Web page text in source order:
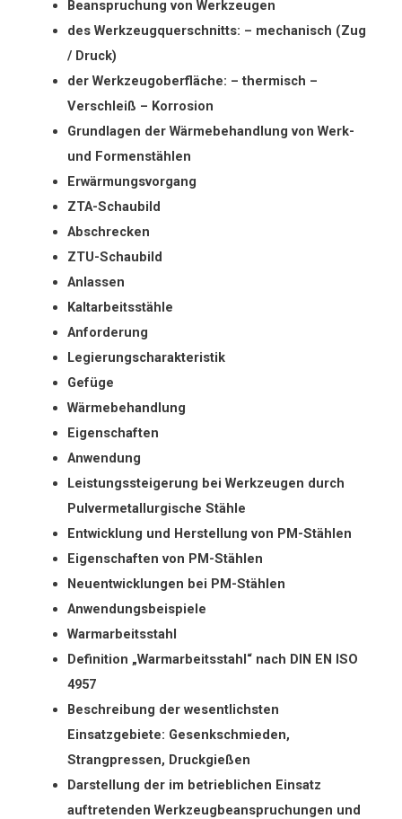
Beanspruchung von Werkzeugen
des Werkzeugquerschnitts: – mechanisch (Zug
/ Druck)
der Werkzeugoberfläche: – thermisch –
Verschleiß – Korrosion
Grundlagen der Wärmebehandlung von Werk-
und Formenstählen
Erwärmungsvorgang
ZTA-Schaubild
Abschrecken
ZTU-Schaubild
Anlassen
Kaltarbeitsstähle
Anforderung
Legierungscharakteristik
Gefüge
Wärmebehandlung
Eigenschaften
Anwendung
Leistungssteigerung bei Werkzeugen durch
Pulvermetallurgische Stähle
Entwicklung und Herstellung von PM-Stählen
Eigenschaften von PM-Stählen
Neuentwicklungen bei PM-Stählen
Anwendungsbeispiele
Warmarbeitsstahl
Definition „Warmarbeitsstahl“ nach DIN EN ISO
4957
Beschreibung der wesentlichsten
Einsatzgebiete: Gesenkschmieden,
Strangpressen, Druckgießen
Darstellung der im betrieblichen Einsatz
auftretenden Werkzeugbeanspruchungen und